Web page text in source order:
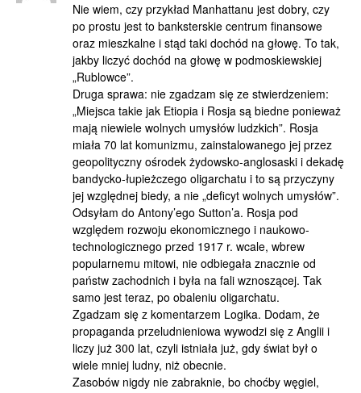
Nie wiem, czy przykład Manhattanu jest dobry, czy
po prostu jest to banksterskie centrum finansowe
oraz mieszkalne i stąd taki dochód na głowę. To tak,
jakby liczyć dochód na głowę w podmoskiewskiej
„Rublowce”.
Druga sprawa: nie zgadzam się ze stwierdzeniem:
„Miejsca takie jak Etiopia i Rosja są biedne ponieważ
mają niewiele wolnych umysłów ludzkich”. Rosja
miała 70 lat komunizmu, zainstalowanego jej przez
geopolityczny ośrodek żydowsko-anglosaski i dekadę
bandycko-łupieżczego oligarchatu i to są przyczyny
jej względnej biedy, a nie „deficyt wolnych umysłów”.
Odsyłam do Antony’ego Sutton’a. Rosja pod
względem rozwoju ekonomicznego i naukowo-
technologicznego przed 1917 r. wcale, wbrew
popularnemu mitowi, nie odbiegała znacznie od
państw zachodnich i była na fali wznoszącej. Tak
samo jest teraz, po obaleniu oligarchatu.
Zgadzam się z komentarzem Logika. Dodam, że
propaganda przeludnieniowa wywodzi się z Anglii i
liczy już 300 lat, czyli istniała już, gdy świat był o
wiele mniej ludny, niż obecnie.
Zasobów nigdy nie zabraknie, bo choćby węgiel,